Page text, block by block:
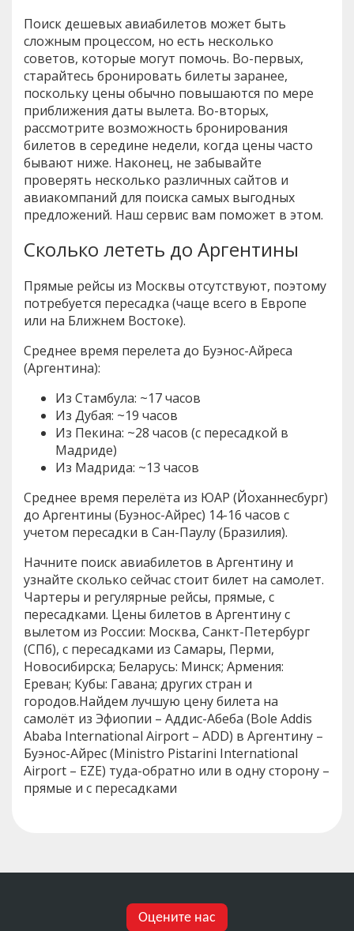
Поиск дешевых авиабилетов может быть
сложным процессом, но есть несколько
советов, которые могут помочь. Во-первых,
старайтесь бронировать билеты заранее,
поскольку цены обычно повышаются по мере
приближения даты вылета. Во-вторых,
рассмотрите возможность бронирования
билетов в середине недели, когда цены часто
бывают ниже. Наконец, не забывайте
проверять несколько различных сайтов и
авиакомпаний для поиска самых выгодных
предложений. Наш сервис вам поможет в этом.
Сколько лететь до Аргентины
Прямые рейсы из Москвы отсутствуют, поэтому
потребуется пересадка (чаще всего в Европе
или на Ближнем Востоке).
Среднее время перелета до Буэнос-Айреса
(Аргентина):
Из Стамбула: ~17 часов
Из Дубая: ~19 часов
Из Пекина: ~28 часов (с пересадкой в
Мадриде)
Из Мадрида: ~13 часов
Среднее время перелёта из ЮАР (Йоханнесбург)
до Аргентины (Буэнос-Айрес) 14-16 часов с
учетом пересадки в Сан-Паулу (Бразилия).
Начните поиск авиабилетов в Аргентину и
узнайте сколько сейчас стоит билет на самолет.
Чартеры и регулярные рейсы, прямые, с
пересадками. Цены билетов в Аргентину с
вылетом из России: Москва, Санкт-Петербург
(СПб), с пересадками из Самары, Перми,
Новосибирска; Беларусь: Минск; Армения:
Ереван; Кубы: Гавана; других стран и
городов.Найдем лучшую цену билета на
самолёт из Эфиопии – Аддис-Абеба (Bole Addis
Ababa International Airport – ADD) в Аргентину –
Буэнос-Айрес (Ministro Pistarini International
Airport – EZE) туда-обратно или в одну сторону –
прямые и с пересадками
Оцените нас